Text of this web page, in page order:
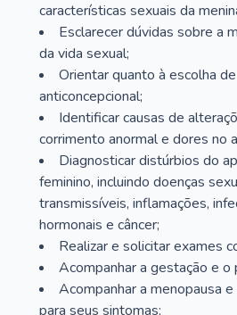
características sexuais da
Esclarecer dúvidas sobre a
da vida sexual;
Orientar quanto à escolha
anticoncepcional;
Identificar causas de
corrimento anormal e dores no
Diagnosticar distúrbios do
feminino, incluindo doenças
transmissíveis, inflamações,
hormonais e câncer;
Realizar e solicitar exames
Acompanhar a gestação e o
Acompanhar a menopausa
para seus sintomas;